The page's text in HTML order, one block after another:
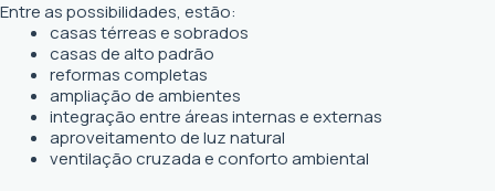
Entre as possibilidades, estão:
casas térreas e sobrados
casas de alto padrão
reformas completas
ampliação de ambientes
integração entre áreas internas e externas
aproveitamento de luz natural
ventilação cruzada e conforto ambiental